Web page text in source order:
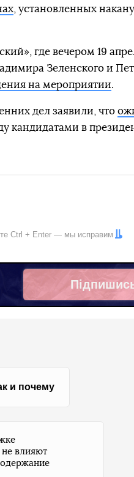
, установленных
где вечером 19
Зеленского и
на мероприятии.
дел заявили, что
кандидатами в
Ctrl + Enter — мы исправим
Telegram
и почему
влияют